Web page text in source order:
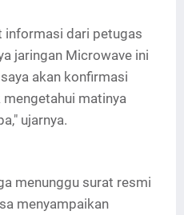
informasi dari petugas
jaringan Microwave ini
akan konfirmasi
mengetahui matinya
ujarnya.
menunggu surat resmi
menyampaikan